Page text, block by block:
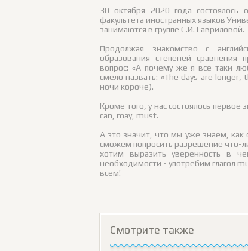
30 октября 2020 года состоялось
факультета иностранных языков
занимаются в группе С.И. Гавриловой.
Продолжая знакомство с
образования степеней сравнения
вопрос: «А почему же я все-таки
смело назвать: «The days are
ночи короче).
Кроме того, у нас состоялось первое
can, may, must.
А это значит, что мы уже знаем, как
сможем попросить разрешение что-
хотим выразить уверенность в
необходимости - употребим глагол
всем!
Смотрите также